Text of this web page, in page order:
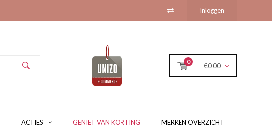
Inloggen
0
€0,00
ACTIES GENIET VAN KORTING MERKEN OVERZICHT